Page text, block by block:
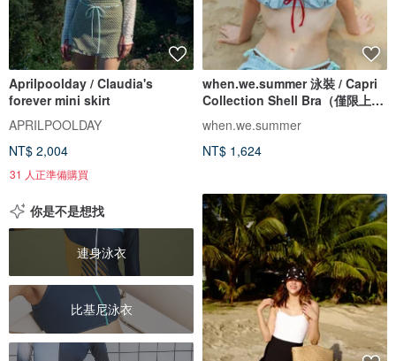
Aprilpoolday / Claudia's
forever mini skirt
APRILPOOLDAY
NT$ 2,004
31 人正準備購買
when.we.summer 泳裝 / Capri
Collection Shell Bra（僅限上
衣）
when.we.summer
NT$ 1,624
你是不是想找
連身泳衣
比基尼泳衣